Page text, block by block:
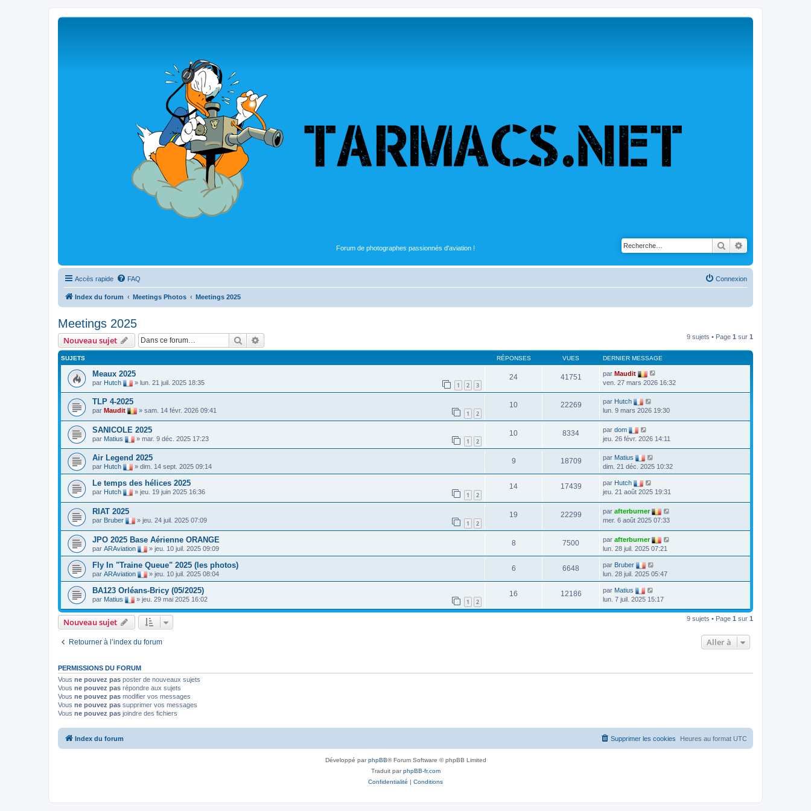
Forum de photographes passionnés d'aviation ! Rechercher
Accès rapide FAQ Connexion
Index du forum Meetings Photos Meetings 2025
Meetings 2025
Nouveau sujet Rechercher 9 sujets • Page 1 sur 1
SUJETS RÉPONSES VUES DERNIER MESSAGE
Meaux 2025
par Hutch » lun. 21 juil. 2025 18:35 1 2 3
24 41751 par Maudit
ven. 27 mars 2026 16:32
TLP 4-2025
par Maudit » sam. 14 févr. 2026 09:41 1 2
10 22269 par Hutch
lun. 9 mars 2026 19:30
SANICOLE 2025
par Matius » mar. 9 déc. 2025 17:23 1 2
10 8334 par dom
jeu. 26 févr. 2026 14:11
Air Legend 2025
par Hutch » dim. 14 sept. 2025 09:14
9 18709 par Matius
dim. 21 déc. 2025 10:32
Le temps des hélices 2025
par Hutch » jeu. 19 juin 2025 16:36 1 2
14 17439 par Hutch
jeu. 21 août 2025 19:31
RIAT 2025
par Bruber » jeu. 24 juil. 2025 07:09 1 2
19 22299 par afterburner
mer. 6 août 2025 07:33
JPO 2025 Base Aérienne ORANGE
par ARAviation » jeu. 10 juil. 2025 09:09
8 7500 par afterburner
lun. 28 juil. 2025 07:21
Fly In "Traine Queue" 2025 (les photos)
par ARAviation » jeu. 10 juil. 2025 08:04
6 6648 par Bruber
lun. 28 juil. 2025 05:47
BA123 Orléans-Bricy (05/2025)
par Matius » jeu. 29 mai 2025 16:02 1 2
16 12186 par Matius
lun. 7 juil. 2025 15:17
Nouveau sujet 9 sujets • Page 1 sur 1
Retourner à l’index du forum Aller à
PERMISSIONS DU FORUM
Vous ne pouvez pas poster de nouveaux sujets
Vous ne pouvez pas répondre aux sujets
Vous ne pouvez pas modifier vos messages
Vous ne pouvez pas supprimer vos messages
Vous ne pouvez pas joindre des fichiers
Index du forum Heures au format UTC
Supprimer les cookies
Développé parphpBB® Forum Software © phpBB Limited
Traduit parphpBB-fr.com
Confidentialité | Conditions